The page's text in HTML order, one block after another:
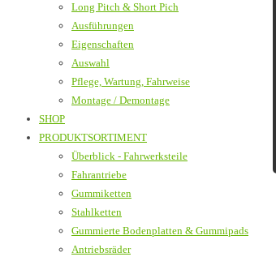
Long Pitch & Short Pich
Ausführungen
Eigenschaften
Auswahl
Pflege, Wartung, Fahrweise
Montage / Demontage
SHOP
PRODUKTSORTIMENT
Überblick - Fahrwerksteile
Fahrantriebe
Gummiketten
Stahlketten
Gummierte Bodenplatten & Gummipads
Antriebsräder